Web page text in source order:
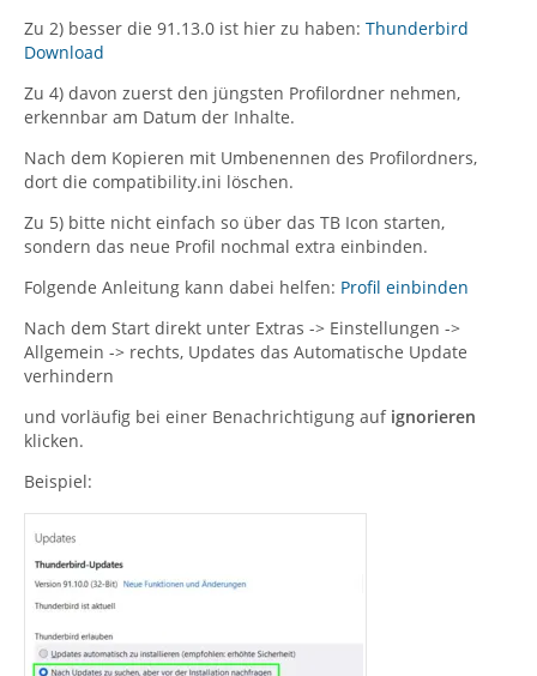
Zu 2) besser die 91.13.0 ist hier zu haben: Thunderbird
Download
Zu 4) davon zuerst den jüngsten Profilordner nehmen,
erkennbar am Datum der Inhalte.
Nach dem Kopieren mit Umbenennen des Profilordners,
dort die compatibility.ini löschen.
Zu 5) bitte nicht einfach so über das TB Icon starten,
sondern das neue Profil nochmal extra einbinden.
Folgende Anleitung kann dabei helfen: Profil einbinden
Nach dem Start direkt unter Extras -> Einstellungen ->
Allgemein -> rechts, Updates das Automatische Update
verhindern
und vorläufig bei einer Benachrichtigung auf ignorieren
klicken.
Beispiel: